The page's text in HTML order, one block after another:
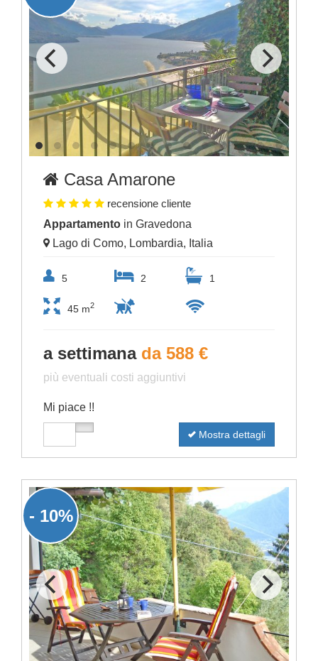
Casa Amarone
recensione cliente
Appartamento in Gravedona
Lago di Como, Lombardia, Italia
5 2 1
45 m2
a settimana da 588 €
più eventuali costi aggiuntivi
Mi piace !!
Mostra dettagli
- 10%